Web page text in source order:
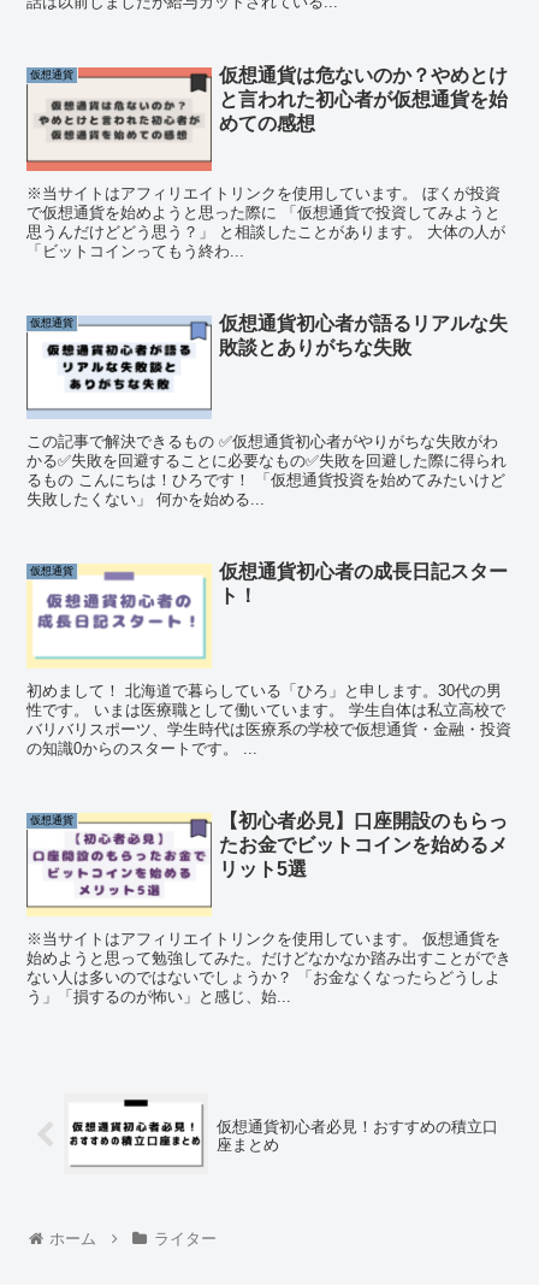
仮想通貨
仮想通貨は危ないのか？やめとけ
と言われた初心者が仮想通貨を始
めての感想
※当サイトはアフィリエイトリンクを使用しています。 ぼくが投資
で仮想通貨を始めようと思った際に 「仮想通貨で投資してみようと
思うんだけどどう思う？」 と相談したことがあります。 大体の人が
「ビットコインってもう終わ...
仮想通貨
仮想通貨初心者が語るリアルな失
敗談とありがちな失敗
この記事で解決できるもの ✅仮想通貨初心者がやりがちな失敗がわ
かる✅失敗を回避することに必要なもの✅失敗を回避した際に得られ
るもの こんにちは！ひろです！ 「仮想通貨投資を始めてみたいけど
失敗したくない」 何かを始める...
仮想通貨
仮想通貨初心者の成長日記スター
ト！
初めまして！ 北海道で暮らしている「ひろ」と申します。30代の男
性です。 いまは医療職として働いています。 学生自体は私立高校で
バリバリスポーツ、学生時代は医療系の学校で仮想通貨・金融・投資
の知識0からのスタートです。 ...
仮想通貨
【初心者必見】口座開設のもらっ
たお金でビットコインを始めるメ
リット5選
※当サイトはアフィリエイトリンクを使用しています。 仮想通貨を
始めようと思って勉強してみた。だけどなかなか踏み出すことができ
ない人は多いのではないでしょうか？ 「お金なくなったらどうしよ
う」「損するのが怖い」と感じ、始...
仮想通貨初心者必見！おすすめの積立口
座まとめ
ホーム ライター